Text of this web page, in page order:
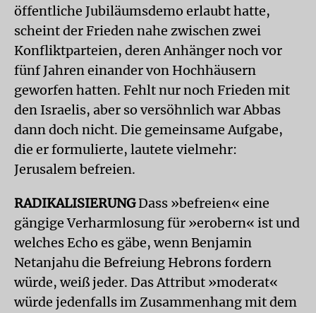
öffentliche Jubiläumsdemo erlaubt hatte,
scheint der Frieden nahe zwischen zwei
Konfliktparteien, deren Anhänger noch vor
fünf Jahren einander von Hochhäusern
geworfen hatten. Fehlt nur noch Frieden mit
den Israelis, aber so versöhnlich war Abbas
dann doch nicht. Die gemeinsame Aufgabe,
die er formulierte, lautete vielmehr:
Jerusalem befreien.
RADIKALISIERUNGDass »befreien« eine
gängige Verharmlosung für »erobern« ist und
welches Echo es gäbe, wenn Benjamin
Netanjahu die Befreiung Hebrons fordern
würde, weiß jeder. Das Attribut »moderat«
würde jedenfalls im Zusammenhang mit dem